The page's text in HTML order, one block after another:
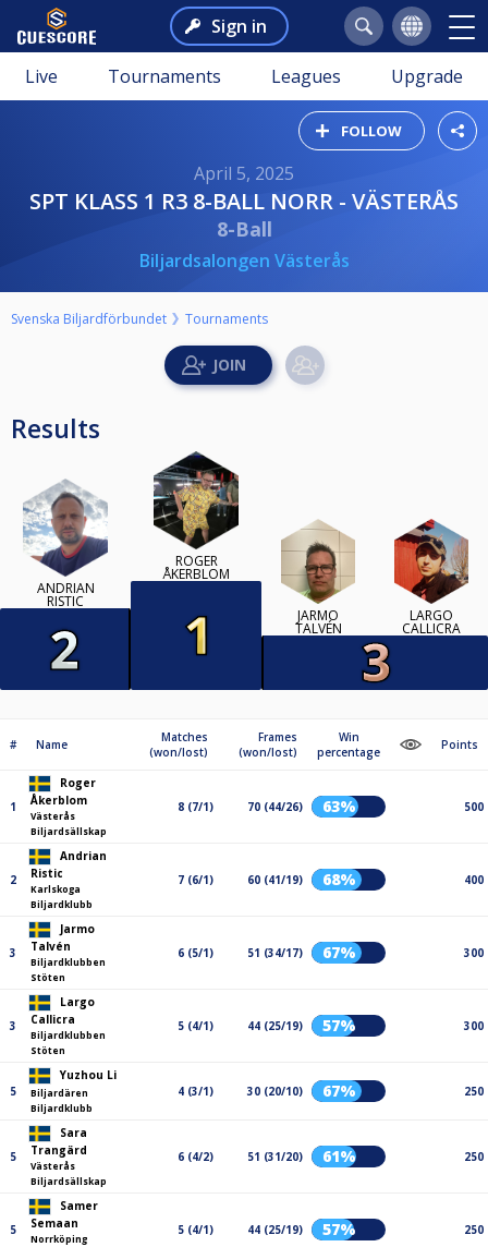
Sign in
Live Tournaments Leagues Upgrade
FOLLOW
April 5, 2025
SPT KLASS 1 R3 8-BALL NORR - VÄSTERÅS
8-Ball
Biljardsalongen Västerås
Svenska Biljardförbundet Tournaments
Results
ANDRIAN
RISTIC
ROGER
ÅKERBLOM
JARMO
TALVÉN
LARGO
CALLICRA
# Name
Matches
(won/lost)
Frames
(won/lost)
Win
percentage
Points
1
Roger
Åkerblom
Västerås
Biljardsällskap
8 (7/1) 70 (44/26) 63% 500
2
Andrian
Ristic
Karlskoga
Biljardklubb
7 (6/1) 60 (41/19) 68% 400
3
Jarmo
Talvén
Biljardklubben
Stöten
6 (5/1) 51 (34/17) 67% 300
3
Largo
Callicra
Biljardklubben
Stöten
5 (4/1) 44 (25/19) 57% 300
5
Yuzhou Li
Biljardären
Biljardklubb
4 (3/1) 30 (20/10) 67% 250
5
Sara
Trangärd
Västerås
Biljardsällskap
6 (4/2) 51 (31/20) 61% 250
5
Samer
Semaan
Norrköping
5 (4/1) 44 (25/19) 57% 250